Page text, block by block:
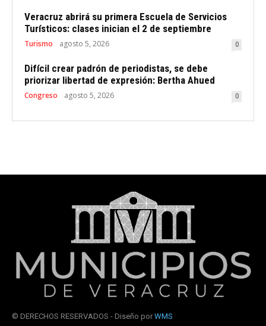
Veracruz abrirá su primera Escuela de Servicios
Turísticos: clases inician el 2 de septiembre
Turismo agosto 5, 2026 0
Difícil crear padrón de periodistas, se debe
priorizar libertad de expresión: Bertha Ahued
Congreso agosto 5, 2026 0
© DERECHOS RESERVADOS - Diseño por WMS